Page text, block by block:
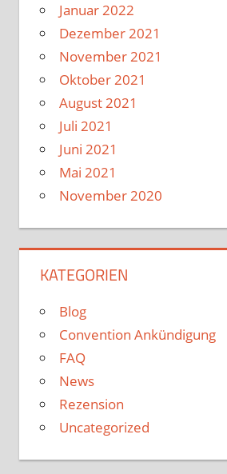
Januar 2022
Dezember 2021
November 2021
Oktober 2021
August 2021
Juli 2021
Juni 2021
Mai 2021
November 2020
KATEGORIEN
Blog
Convention Ankündigung
FAQ
News
Rezension
Uncategorized